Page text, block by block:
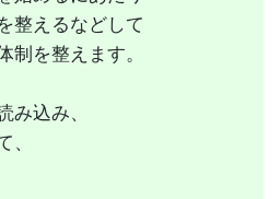
整えるなどして
制を整えます。
み込み、
、